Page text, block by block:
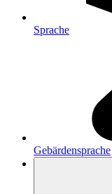
Sprache
Gebärdensprache